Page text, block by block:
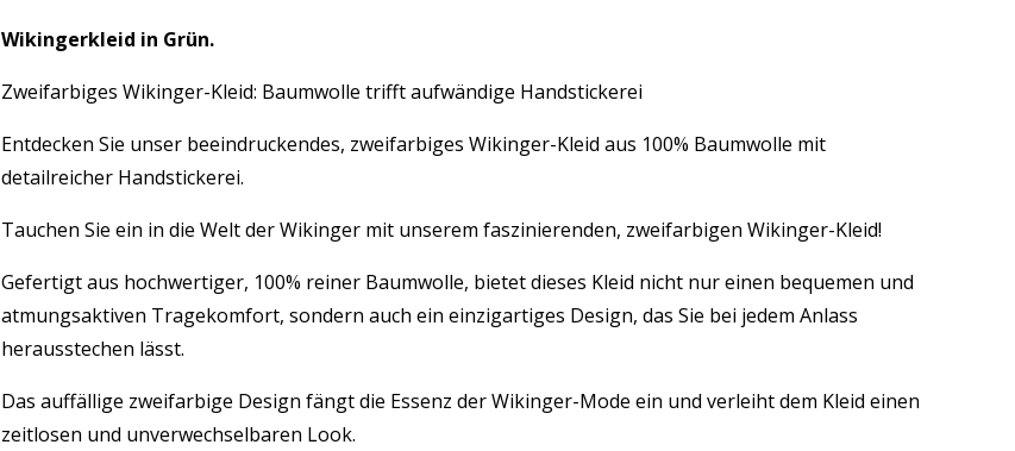
Wikingerkleid in Grün.
Zweifarbiges Wikinger-Kleid: Baumwolle trifft aufwändige Handstickerei
Entdecken Sie unser beeindruckendes, zweifarbiges Wikinger-Kleid aus 100% Baumwolle mit
detailreicher Handstickerei.
Tauchen Sie ein in die Welt der Wikinger mit unserem faszinierenden, zweifarbigen Wikinger-Kleid!
Gefertigt aus hochwertiger, 100% reiner Baumwolle, bietet dieses Kleid nicht nur einen bequemen und
atmungsaktiven Tragekomfort, sondern auch ein einzigartiges Design, das Sie bei jedem Anlass
herausstechen lässt.
Das auffällige zweifarbige Design fängt die Essenz der Wikinger-Mode ein und verleiht dem Kleid einen
zeitlosen und unverwechselbaren Look.